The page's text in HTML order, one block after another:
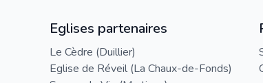
Eglises partenaires
Le Cèdre (Duillier)
Eglise de Réveil (La Chaux-de-Fonds)